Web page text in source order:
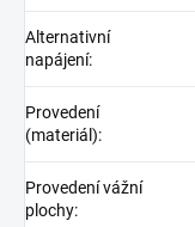
Alternativní
napájení:
Provedení
(materiál):
Provedení vážní
plochy: